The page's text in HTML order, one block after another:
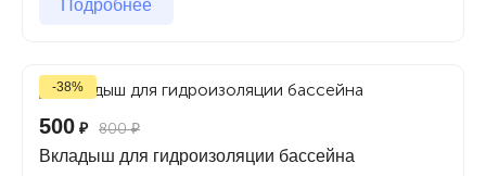
Подробнее
-38%
500 ₽ 800₽
Вкладыш для гидроизоляции бассейна